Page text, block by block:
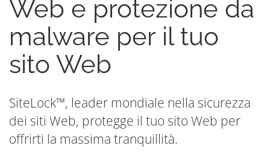
Web e protezione da
malware per il tuo
sito Web
SiteLock™, leader mondiale nella sicurezza
dei siti Web, protegge il tuo sito Web per
offrirti la massima tranquillità.